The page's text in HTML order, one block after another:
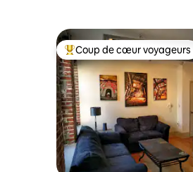
Coups de cœur voyageurs
Coup de cœur voyageurs